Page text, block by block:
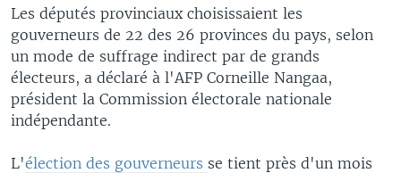
Les députés provinciaux choisissaient les
gouverneurs de 22 des 26 provinces du pays, selon
un mode de suffrage indirect par de grands
électeurs, a déclaré à l'AFP Corneille Nangaa,
président la Commission électorale nationale
indépendante.
L'élection des gouverneurs se tient près d'un mois